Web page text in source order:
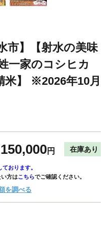
市】【射水の美味
一家のコシヒカ
米】 ※2026年10月
150,000円 在庫あり
ております。
い方はこちらでご確認ください。
を調べる